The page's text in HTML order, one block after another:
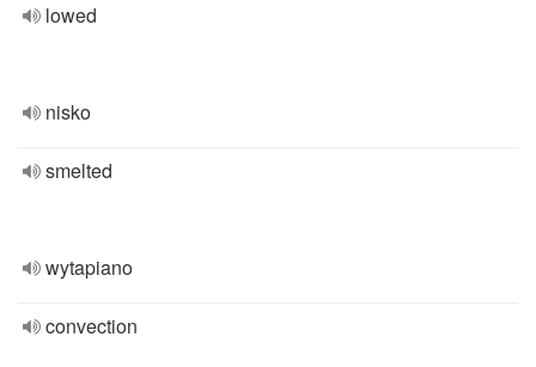
lowed
nisko
smelted
wytapiano
convection